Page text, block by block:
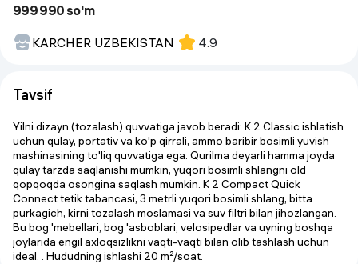
999 990 so'm
KARCHER UZBEKISTAN
4.9
Tavsif
Yilni dizayn (tozalash) quvvatiga javob beradi: K 2 Classic ishlatish
uchun qulay, portativ va ko'p qirrali, ammo baribir bosimli yuvish
mashinasining to'liq quvvatiga ega. Qurilma deyarli hamma joyda
qulay tarzda saqlanishi mumkin, yuqori bosimli shlangni old
qopqoqda osongina saqlash mumkin. K 2 Compact Quick
Connect tetik tabancasi, 3 metrli yuqori bosimli shlang, bitta
purkagich, kirni tozalash moslamasi va suv filtri bilan jihozlangan.
Bu bog 'mebellari, bog 'asboblari, velosipedlar va uyning boshqa
joylarida engil axloqsizlikni vaqti-vaqti bilan olib tashlash uchun
ideal. . Hududning ishlashi 20 m²/soat.